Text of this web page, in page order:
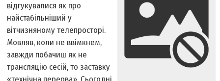
відгукувалися як про
найстабільніший у
вітчизняному телепросторі.
Мовляв, коли не ввімкнем,
завжди побачиш як не
трансляцію сесій, то заставку